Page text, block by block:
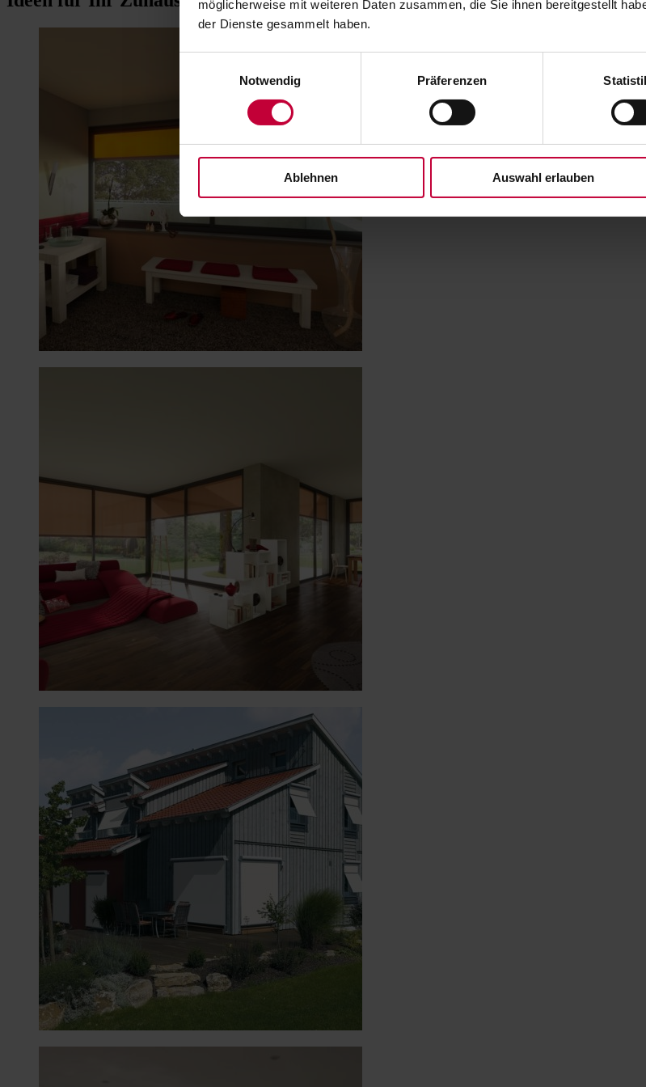
möglicherweise mit weiteren Daten zusammen, die Sie ihnen bereitgestellt
der Dienste gesammelt haben.
Notwendig
Präferenzen
Ablehnen Auswahl erlauben